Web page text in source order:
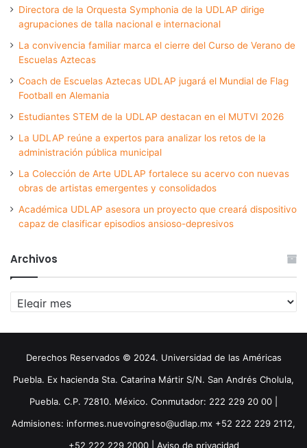
Directora de la Orquesta Symphonia de la UDLAP dirige
agrupaciones de talla nacional e internacional
La convivencia familiar marca el cierre del Curso de Verano de
Escuelas Aztecas
Coach de Escuelas Aztecas UDLAP jugará el Mundial de Flag
Football en Alemania
Estudiantes STEM de la UDLAP destacan en el MUTVI 2026
La UDLAP reúne a expertos para analizar los retos de la
administración pública municipal
La Colección de Arte UDLAP fortalece su acervo con nuevas
obras de artistas emergentes y consolidados
Académica UDLAP asesora un proyecto que creará dispositivo
capaz de clasificar episodios ansioso-depresivos
Archivos
Archivos
Derechos Reservados © 2024. Universidad de las Américas
Puebla. Ex hacienda Sta. Catarina Mártir S/N. San Andrés Cholula,
Puebla. C.P. 72810. México. Conmutador: 222 229 20 00 |
Admisiones: informes.nuevoingreso@udlap.mx +52 222 229 2112,
+52 222 229 2000 | Aviso de privacidad